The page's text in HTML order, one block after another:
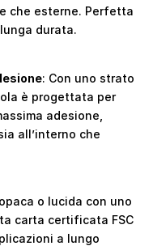
che esterne. Perfetta
durata.
: Con uno strato
è progettata per
adesione,
all’interno che
o lucida con uno
carta certificata FSC
a lungo